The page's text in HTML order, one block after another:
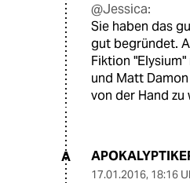
@Jessica:
Sie haben das
gut begründet.
Fiktion
und Matt
von der Hand zu
A
17.01.2016, 18:16